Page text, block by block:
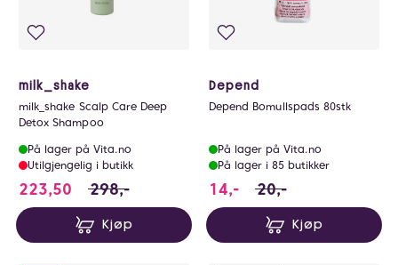
milk_shake
milk_shake Scalp Care Deep
Detox Shampoo
På lager på Vita.no
Utilgjengelig i butikk
223,50 223.5 i stedet for 298 NOK, du sparer 74.5
298,-
Kjøp
Depend
Depend Bomullspads 80stk
På lager på Vita.no
På lager i 85 butikker
14,- 14 i stedet for 20
20,-
Kjøp